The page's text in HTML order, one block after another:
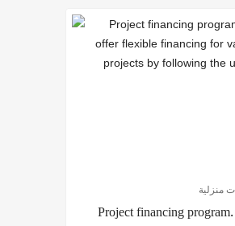
منزلية
Project financing